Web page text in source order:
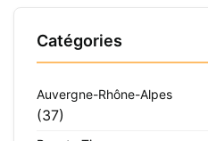
Catégories
Auvergne-Rhône-Alpes
(37)